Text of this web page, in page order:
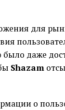
для
даже
Shazam
о